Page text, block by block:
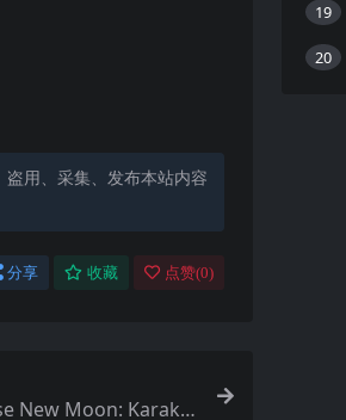
用、采集、发布本站内容
分享 收藏 点赞(0)
New Moon: Karaku
19
20